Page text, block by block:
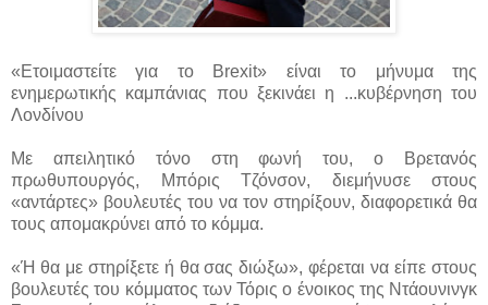
«Ετοιμαστείτε για το Brexit» είναι το μήνυμα της
ενημερωτικής καμπάνιας που ξεκινάει η ...κυβέρνηση του
Λονδίνου
Με απειλητικό τόνο στη φωνή του, ο Βρετανός
πρωθυπουργός, Μπόρις Τζόνσον, διεμήνυσε στους
«αντάρτες» βουλευτές του να τον στηρίξουν, διαφορετικά θα
τους απομακρύνει από το κόμμα.
«Ή θα με στηρίξετε ή θα σας διώξω», φέρεται να είπε στους
βουλευτές του κόμματος των Τόρις ο ένοικος της Ντάουνινγκ